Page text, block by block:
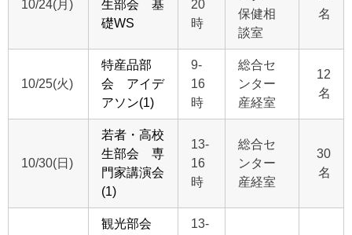
10/24(月)
生部会 基
礎WS
20
時
保健相
談室
名
10/25(火)
特産品部
会 アイデ
アソン(1)
9-
16
時
総合セ
ンター
産経室
12
名
10/30(日)
若者・高校
生部会 専
門家講演会
(1)
13-
16
時
総合セ
ンター
産経室
30
名
観光部会
13-